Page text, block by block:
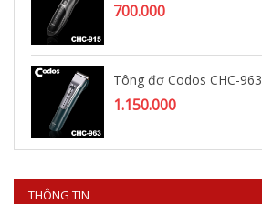
700.000
Tông đơ Codos CHC-963
1.150.000
THÔNG TIN